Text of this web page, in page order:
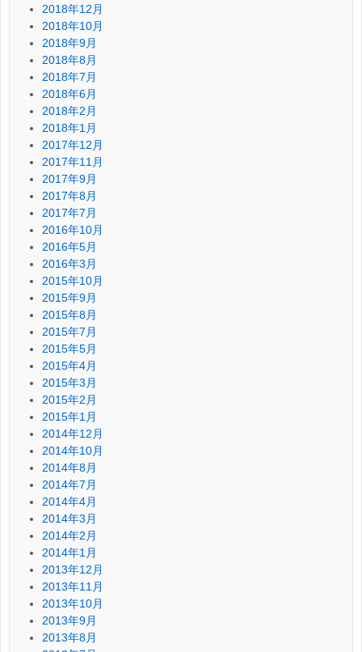
2018年12月
2018年10月
2018年9月
2018年8月
2018年7月
2018年6月
2018年2月
2018年1月
2017年12月
2017年11月
2017年9月
2017年8月
2017年7月
2016年10月
2016年5月
2016年3月
2015年10月
2015年9月
2015年8月
2015年7月
2015年5月
2015年4月
2015年3月
2015年2月
2015年1月
2014年12月
2014年10月
2014年8月
2014年7月
2014年4月
2014年3月
2014年2月
2014年1月
2013年12月
2013年11月
2013年10月
2013年9月
2013年8月